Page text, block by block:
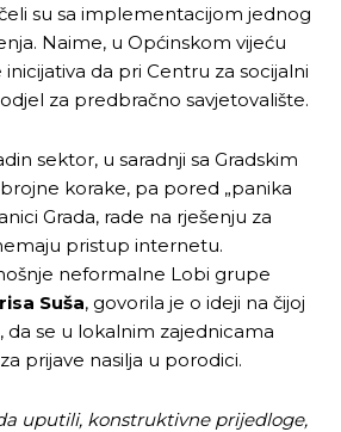
su sa implementacijom jednog
Naime, u Općinskom vijeću
inicijativa da pri Centru za socijalni
za predbračno savjetovalište.
sektor, u saradnji sa Gradskim
korake, pa pored „panika
Grada, rade na rješenju za
pristup internetu.
neformalne Lobi grupe
Suša, govorila je o ideji na čijoj
da se u lokalnim zajednicama
prijave nasilja u porodici.
uputili, konstruktivne prijedloge,